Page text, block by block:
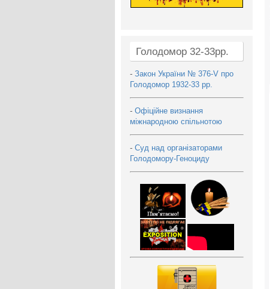
Голодомор 32-33рр.
- Закон України № 376-V про
Голодомор 1932-33 рр.
- Офіційне визнання
міжнародною спільнотою
- Суд над організаторами
Голодомору-Геноциду